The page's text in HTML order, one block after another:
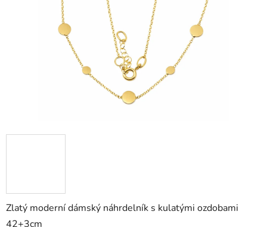
Zlatý moderní dámský náhrdelník s kulatými ozdobami
42+3cm